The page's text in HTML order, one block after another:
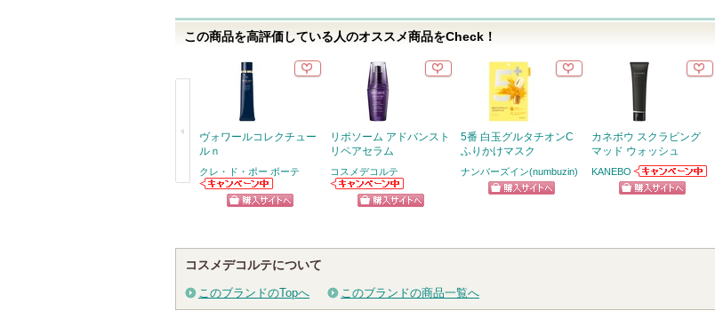
この商品を高評価している人のオススメ商品をCheck！
ヴォワールコレクチュー
ルｎ
クレ・ド・ポー ボーテ
クレ・ド・ポー
ボーテからのお
リポソーム アドバンスト
リペアセラム
コスメデコルテ
コスメデコルテ
からのお知らせ
5番 白玉グルタチオンC
ふりかけマスク
ナンバーズイン(numbuzin)
カネボウ スクラビング
マッド ウォッシュ
KANEBO
KANEBOからの
お知らせがあり
コスメデコルテについて
このブランドのTopへ このブランドの商品一覧へ